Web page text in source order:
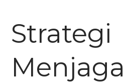
Strategi
Menjaga